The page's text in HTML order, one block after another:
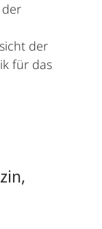
der
der
für das